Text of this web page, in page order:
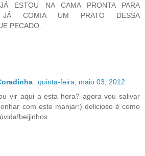
ESTOU NA CAMA PRONTA PARA
COMIA UM PRATO DESSA
PECADO.
quinta-feira, maio 03, 2012
vir aqui a esta hora? agora vou salivar
com este manjar:) delicioso é como